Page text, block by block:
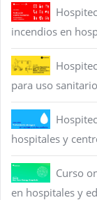
incendios en
para uso
hospitales y
Curso
en hospitales y